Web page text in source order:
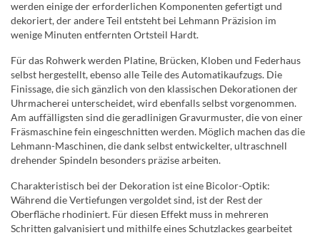
werden einige der erforderlichen Komponenten gefertigt und
dekoriert, der andere Teil entsteht bei Lehmann Präzision im
wenige Minuten entfernten Ortsteil Hardt.
Für das Rohwerk werden Platine, Brücken, Kloben und Federhaus
selbst hergestellt, ebenso alle Teile des Automatikaufzugs. Die
Finissage, die sich gänzlich von den klassischen Dekorationen der
Uhrmacherei unterscheidet, wird ebenfalls selbst vorgenommen.
Am auffälligsten sind die geradlinigen Gravurmuster, die von einer
Fräsmaschine fein eingeschnitten werden. Möglich machen das die
Lehmann-Maschinen, die dank selbst entwickelter, ultraschnell
drehender Spindeln besonders präzise arbeiten.
Charakteristisch bei der Dekoration ist eine Bicolor-Optik:
Während die Vertiefungen vergoldet sind, ist der Rest der
Oberfläche rhodiniert. Für diesen Effekt muss in mehreren
Schritten galvanisiert und mithilfe eines Schutzlackes gearbeitet